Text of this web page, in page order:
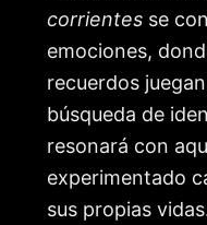
corrientes se
emociones,
recuerdos
búsqueda de
resonará con
experimentado
sus propias